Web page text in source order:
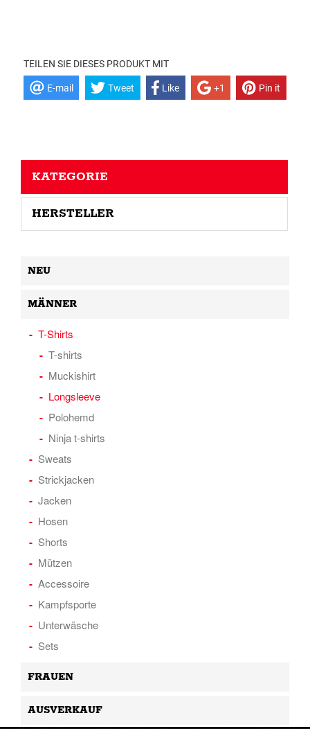
TEILEN SIE DIESES PRODUKT MIT
E-mail Tweet Like +1 Pin it
KATEGORIE
HERSTELLER
NEU
MÄNNER
T-Shirts
T-shirts
Muckishirt
Longsleeve
Polohemd
Ninja t-shirts
Sweats
Strickjacken
Jacken
Hosen
Shorts
Mützen
Accessoire
Kampfsporte
Unterwäsche
Sets
FRAUEN
AUSVERKAUF